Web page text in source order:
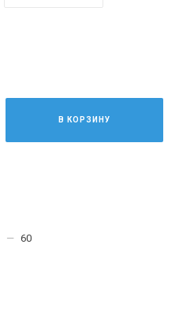
В КОРЗИНУ
— 60